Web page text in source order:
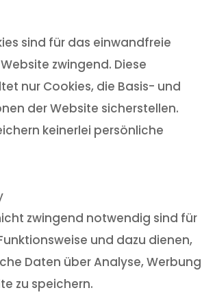
sind für das einwandfreie
zwingend. Diese
nur Cookies, die Basis- und
der Website sicherstellen.
keinerlei persönliche
zwingend notwendig sind für
und dazu dienen,
Daten über Analyse, Werbung
zu speichern.